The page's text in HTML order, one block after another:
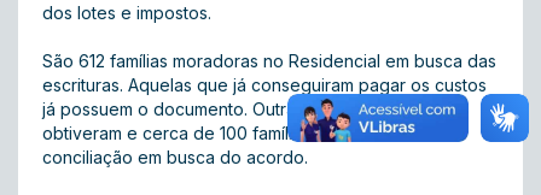
dos lotes e impostos.
São 612 famílias moradoras no Residencial em busca das
escrituras. Aquelas que já conseguiram pagar os custos
já possuem o documento. Outras 245 ainda não o
obtiveram e cerca de 100 famílias estão na fase de
conciliação em busca do acordo.